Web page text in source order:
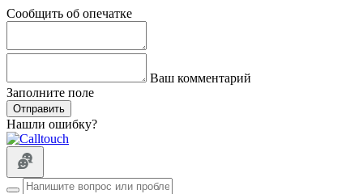
Сообщить об опечатке
Ваш комментарий
Заполните поле
Отправить
Нашли ошибку?